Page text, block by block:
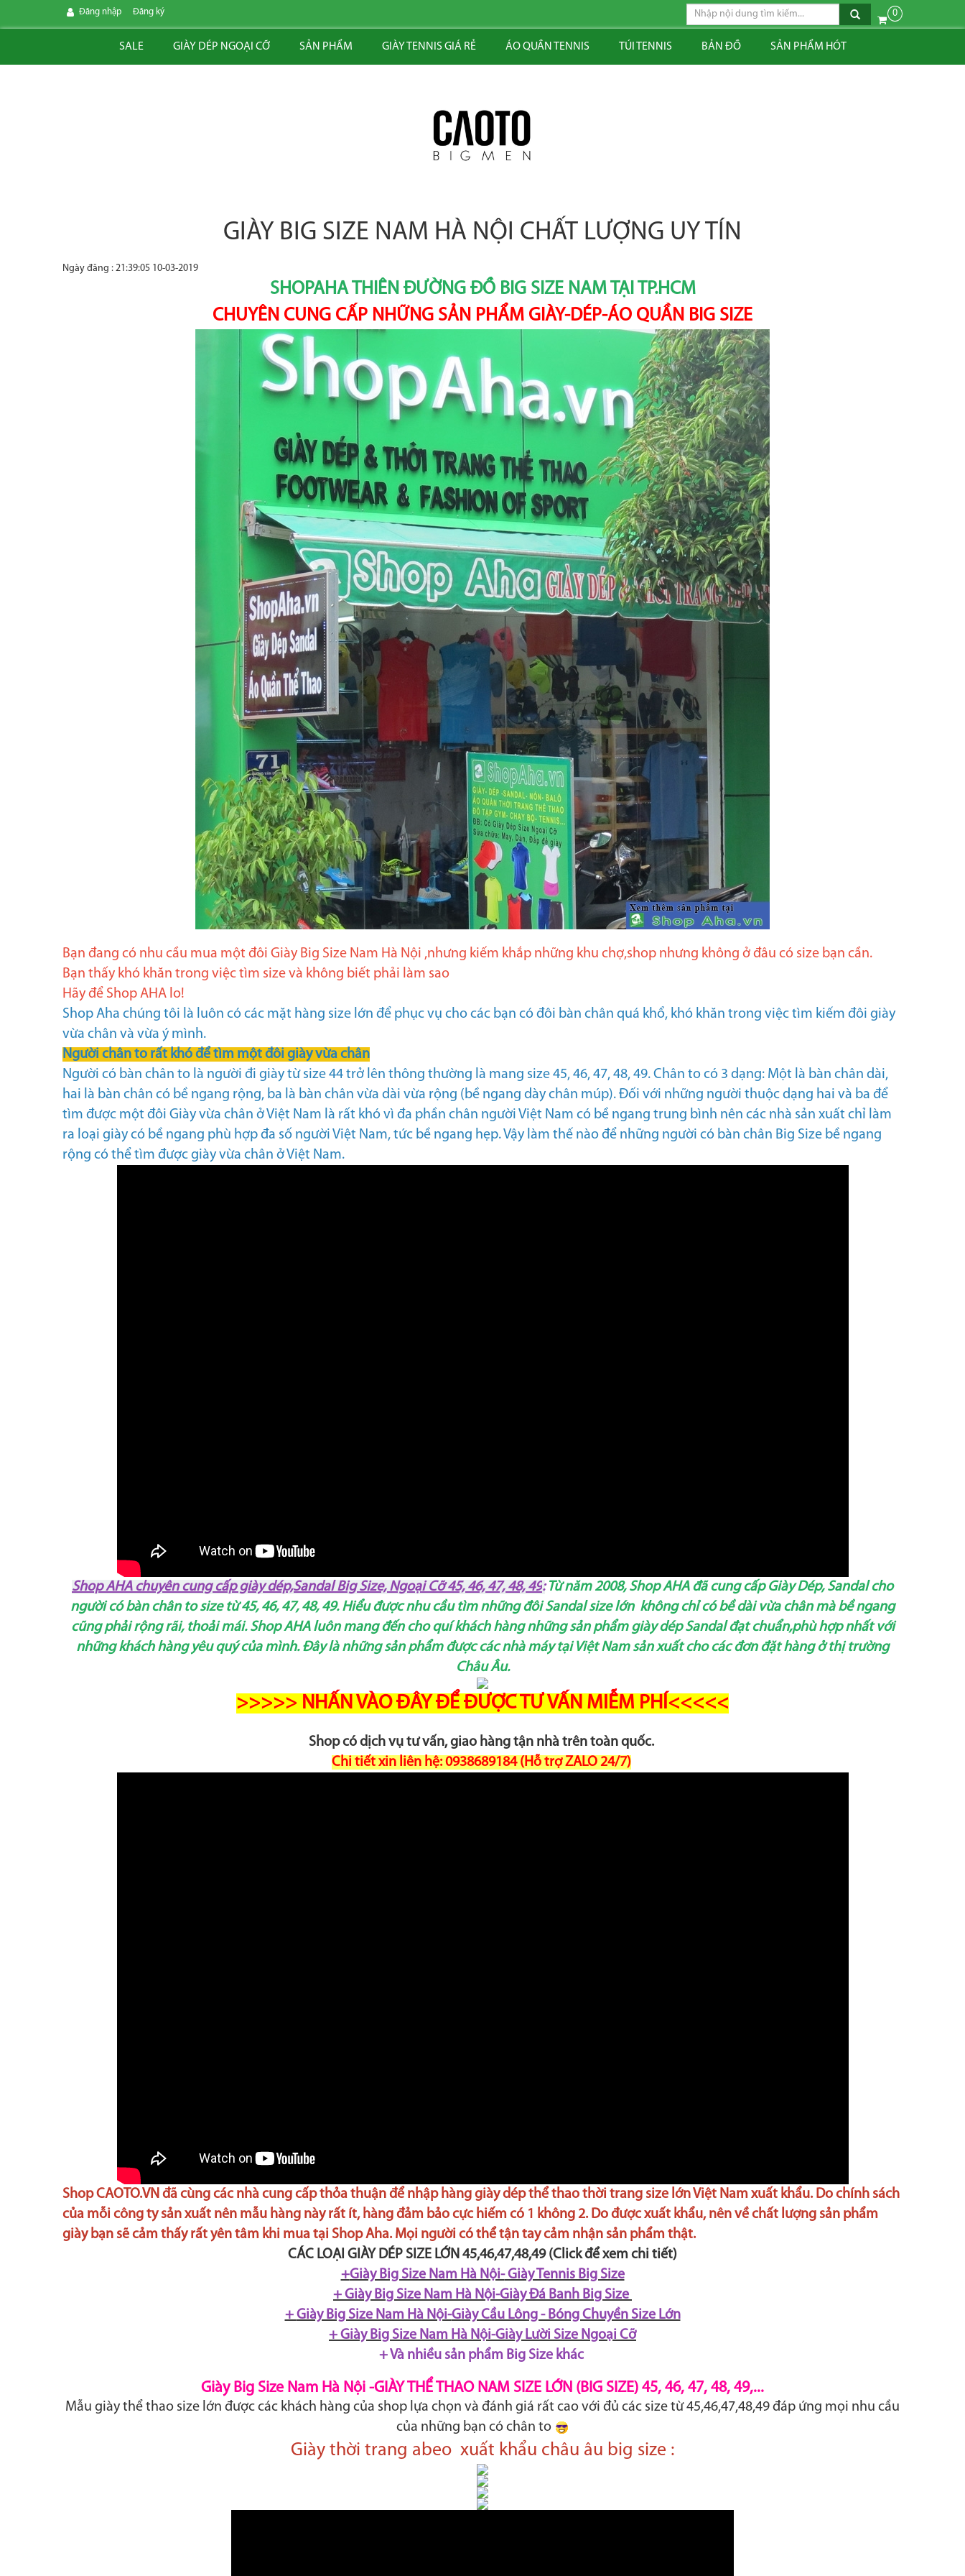
Đăng nhập Đăng ký 0
SALE GIÀY DÉP NGOẠI CỠ SẢN PHẨM GIÀY TENNIS GIÁ RẺ ÁO QUẦN TENNIS TÚI TENNIS BẢN ĐỒ SẢN PHẨM HÓT
GIÀY BIG SIZE NAM HÀ NỘI CHẤT LƯỢNG UY TÍN
Ngày đăng : 21:39:05 10-03-2019
SHOPAHA THIÊN ĐƯỜNG ĐỒ BIG SIZE NAM TẠI TP.HCM
CHUYÊN CUNG CẤP NHỮNG SẢN PHẨM GIÀY-DÉP-ÁO QUẦN BIG SIZE
Bạn đang có nhu cầu mua một đôi Giày Big Size Nam Hà Nội ,nhưng kiếm khắp những khu chợ,shop nhưng không ở đâu có size bạn cần.
Bạn thấy khó khăn trong việc tìm size và không biết phải làm sao
Hãy để Shop AHA lo!
Shop Aha chúng tôi là luôn có các mặt hàng size lớn để phục vụ cho các bạn có đôi bàn chân quá khổ, khó khăn trong việc tìm kiếm đôi giày
vừa chân và vừa ý mình.
Người chân to rất khó để tìm một đôi giày vừa chân
Người có bàn chân to là người đi giày từ size 44 trở lên thông thường là mang size 45, 46, 47, 48, 49. Chân to có 3 dạng: Một là bàn chân dài,
hai là bàn chân có bề ngang rộng, ba là bàn chân vừa dài vừa rộng (bề ngang dày chân múp). Đối với những người thuộc dạng hai và ba để
tìm được một đôi Giày vừa chân ở Việt Nam là rất khó vì đa phần chân người Việt Nam có bề ngang trung bình nên các nhà sản xuất chỉ làm
ra loại giày có bề ngang phù hợp đa số người Việt Nam, tức bề ngang hẹp. Vậy làm thế nào để những người có bàn chân Big Size bề ngang
rộng có thể tìm được giày vừa chân ở Việt Nam.
Shop AHA chuyên cung cấp giày dép,Sandal Big Size, Ngoại Cỡ 45, 46, 47, 48, 49: Từ năm 2008, Shop AHA đã cung cấp Giày Dép, Sandal cho
người có bàn chân to size từ 45, 46, 47, 48, 49. Hiểu được nhu cầu tìm những đôi Sandal size lớn không chỉ có bề dài vừa chân mà bề ngang
cũng phải rộng rãi, thoải mái. Shop AHA luôn mang đến cho quí khách hàng những sản phẩm giày dép Sandal đạt chuẩn,phù hợp nhất với
những khách hàng yêu quý của mình. Đây là những sản phẩm được các nhà máy tại Việt Nam sản xuất cho các đơn đặt hàng ở thị trường
Châu Âu.
>>>>> NHẤN VÀO ĐÂY ĐỂ ĐƯỢC TƯ VẤN MIỄM PHÍ<<<<<
Shop có dịch vụ tư vấn, giao hàng tận nhà trên toàn quốc.
Chi tiết xin liên hệ: 0938689184 (Hỗ trợ ZALO 24/7)
Shop CAOTO.VN đã cùng các nhà cung cấp thỏa thuận để nhập hàng giày dép thể thao thời trang size lớn Việt Nam xuất khẩu. Do chính sách
của mỗi công ty sản xuất nên mẫu hàng này rất ít, hàng đảm bảo cực hiếm có 1 không 2. Do được xuất khẩu, nên về chất lượng sản phẩm
giày bạn sẽ cảm thấy rất yên tâm khi mua tại Shop Aha. Mọi người có thể tận tay cảm nhận sản phẩm thật.
CÁC LOẠI GIÀY DÉP SIZE LỚN 45,46,47,48,49 (Click để xem chi tiết)
+Giày Big Size Nam Hà Nội-Giày Tennis Big Size
+ Giày Big Size Nam Hà Nội-Giày Đá Banh Big Size
+ Giày Big Size Nam Hà Nội-Giày Cầu Lông - Bóng Chuyền Size Lớn
+ Giày Big Size Nam Hà Nội-Giày Lười Size Ngoại Cỡ
+ Và nhiều sản phẩm Big Size khác
Giày Big Size Nam Hà Nội -GIÀY THỂ THAO NAM SIZE LỚN (BIG SIZE) 45, 46, 47, 48, 49,...
Mẫu giày thể thao size lớn được các khách hàng của shop lựa chọn và đánh giá rất cao với đủ các size từ 45,46,47,48,49 đáp ứng mọi nhu cầu
của những bạn có chân to
Giày thời trang abeo xuất khẩu châu âu big size :